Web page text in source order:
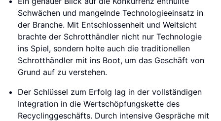
Schwächen und mangelnde Technologieeinsatz in
der Branche. Mit Entschlossenheit und Weitsicht
brachte der Schrotthändler nicht nur Technologie
ins Spiel, sondern holte auch die traditionellen
Schrotthändler mit ins Boot, um das Geschäft von
Grund auf zu verstehen.
Der Schlüssel zum Erfolg lag in der vollständigen
Integration in die Wertschöpfungskette des
Recyclinggeschäfts. Durch intensive Gespräche mit